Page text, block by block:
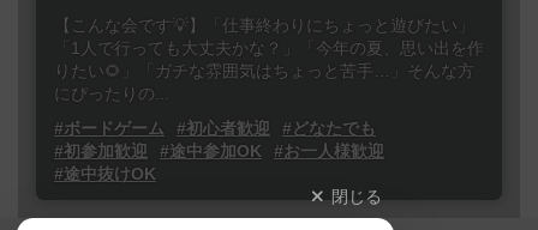
【こんな会です💡】「仕事終わりにちょっと遊びたい」
「1人で行っても大丈夫かな？」「今年の夏、思い出を作
りたい🌻」「ガチな雰囲気はちょっと苦手…」そんな方
にぴったりの...
#ボードゲーム
#初心者歓迎
#どなたでも
#初参加歓迎
#途中参加OK
#お一人様歓迎
#途中抜けOK
閉じる